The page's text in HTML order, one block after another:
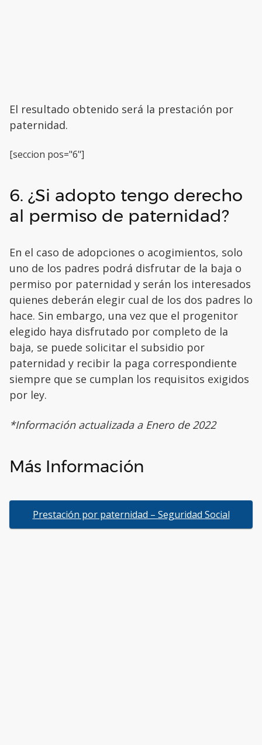
El resultado obtenido será la prestación por
paternidad.
[seccion pos="6"]
6. ¿Si adopto tengo derecho
al permiso de paternidad?
En el caso de adopciones o acogimientos, solo
uno de los padres podrá disfrutar de la baja o
permiso por paternidad y serán los interesados
quienes deberán elegir cual de los dos padres lo
hace. Sin embargo, una vez que el progenitor
elegido haya disfrutado por completo de la
baja, se puede solicitar el subsidio por
paternidad y recibir la paga correspondiente
siempre que se cumplan los requisitos exigidos
por ley.
*Información actualizada a Enero de 2022
Más Información
Prestación por paternidad – Seguridad Social